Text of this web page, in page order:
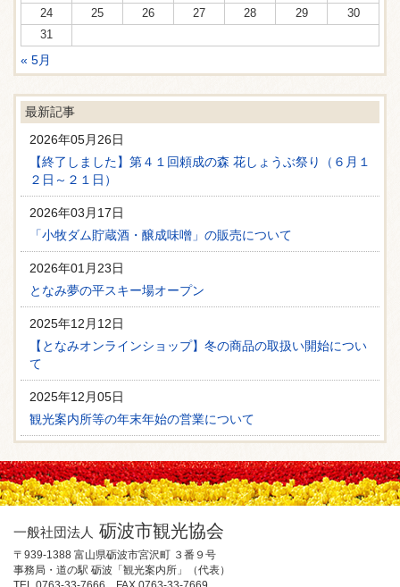
24
25 26 27 28 29
30
31
« 5月
最新記事
2026年05月26日
【終了しました】第４１回頼成の森 花しょうぶ祭り（６月１
２日～２１日）
2026年03月17日
「小牧ダム貯蔵酒・醸成味噌」の販売について
2026年01月23日
となみ夢の平スキー場オープン
2025年12月12日
【となみオンラインショップ】冬の商品の取扱い開始につい
て
2025年12月05日
観光案内所等の年末年始の営業について
一般社団法人 砺波市観光協会
〒939-1388 富山県砺波市宮沢町 ３番９号
事務局・道の駅 砺波「観光案内所」（代表）